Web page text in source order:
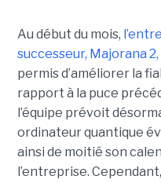
Au début du mois,
successeur, Majorana 2,
permis d’améliorer la
rapport à la puce
l’équipe prévoit
ordinateur quantique
ainsi de moitié son
l’entreprise.